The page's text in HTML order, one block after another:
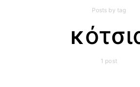
Posts by tag
1 post